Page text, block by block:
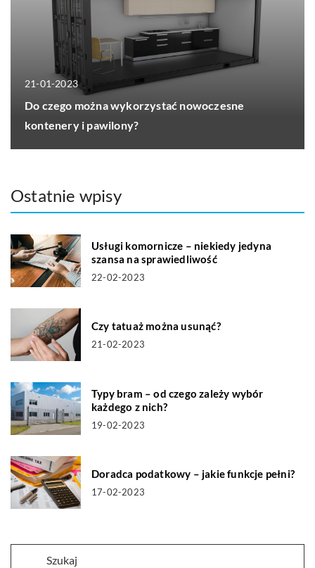
21-01-2023
Do czego można wykorzystać nowoczesne
kontenery i pawilony?
Ostatnie wpisy
Usługi komornicze – niekiedy jedyna
szansa na sprawiedliwość
22-02-2023
Czy tatuaż można usunąć?
21-02-2023
Typy bram – od czego zależy wybór
każdego z nich?
19-02-2023
Doradca podatkowy – jakie funkcje pełni?
17-02-2023